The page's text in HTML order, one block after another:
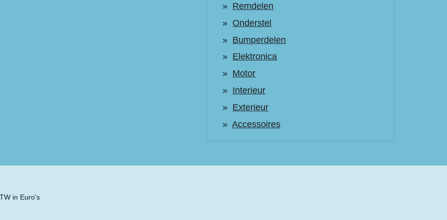
Remdelen
Onderstel
Bumperdelen
Elektronica
Motor
Interieur
Exterieur
Accessoires
in Euro's